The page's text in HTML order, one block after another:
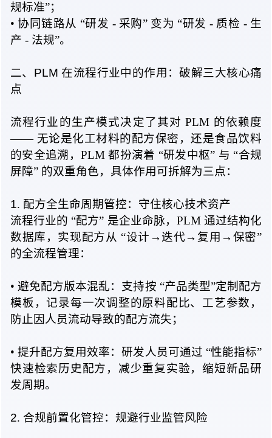
规标准”；
• 协同链路从 “研发 - 采购” 变为 “研发 - 质检 - 生
产 - 法规”。
二、PLM 在流程行业中的作用：破解三大核心痛
点
流程行业的生产模式决定了其对 PLM 的依赖度
—— 无论是化工材料的配方保密，还是食品饮料
的安全追溯，PLM 都扮演着 “研发中枢” 与 “合规
屏障” 的双重角色，具体作用可拆解为三点：
1. 配方全生命周期管控：守住核心技术资产
流程行业的 “配方” 是企业命脉，PLM 通过结构化
数据库，实现配方从 “设计→迭代→复用→保密”
的全流程管理：
• 避免配方版本混乱：支持按 “产品类型”定制配方
模板，记录每一次调整的原料配比、工艺参数，
防止因人员流动导致的配方流失；
• 提升配方复用效率：研发人员可通过 “性能指标”
快速检索历史配方，减少重复实验，缩短新品研
发周期。
2. 合规前置化管控：规避行业监管风险